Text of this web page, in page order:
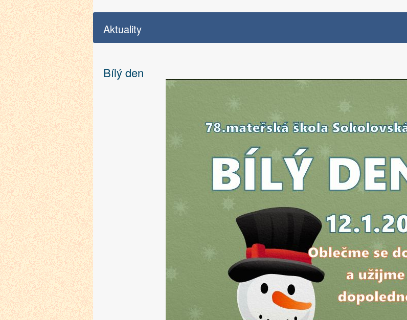
Aktuality
Bílý den